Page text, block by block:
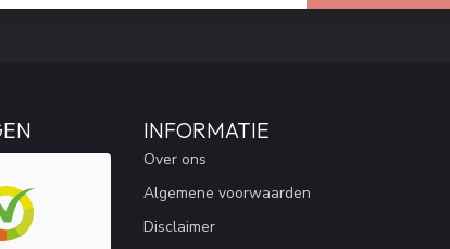
INFORMATIE
Over ons
Algemene voorwaarden
Disclaimer